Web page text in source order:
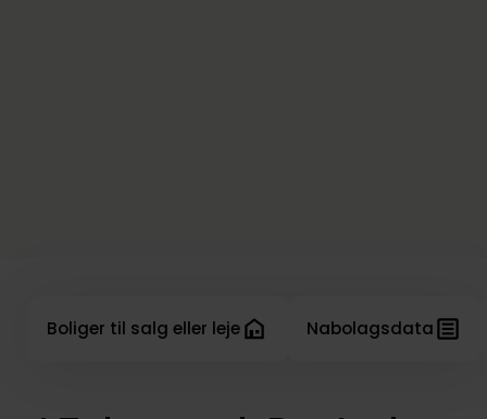
Boliger til salg eller leje Nabolagsdata